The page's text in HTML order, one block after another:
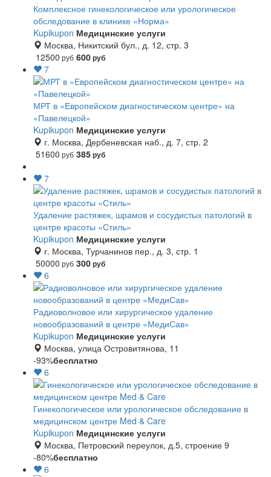
Комплексное гинекологическое или урологическое
обследование в клинике «Норма»
Kupikupon Медицинские услуги
Москва, Никитский бул., д. 12, стр. 3
12500 руб 600руб
7
МРТ в «Европейском диагностическом центре» на
«Павелецкой»
Kupikupon Медицинские услуги
г. Москва, Дербеневская наб., д. 7, стр. 2
51600 руб 385руб
7
Удаление растяжек, шрамов и сосудистых патологий в
центре красоты «Стиль»
Kupikupon Медицинские услуги
г. Москва, Турчанинов пер., д. 3, стр. 1
50000 руб 300руб
6
Радиоволновое или хирургическое удаление
новообразований в центре «МедиСав»
Kupikupon Медицинские услуги
Москва, улица Островитянова, 11
-93%бесплатно
6
Гинекологическое или урологическое обследование в
медицинском центре Med & Care
Kupikupon Медицинские услуги
Москва, Петровский переулок, д.5, строение 9
-80%бесплатно
6